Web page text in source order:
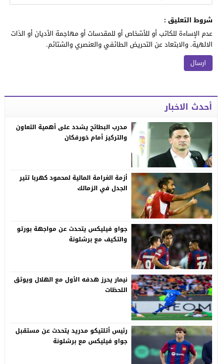
شروط التعليق :
عدم الإساءة للكاتب أو للأشخاص أو للمقدسات أو مهاجمة الأديان أو الذات
الالهية. والابتعاد عن التحريض الطائفي والعنصري والشتائم.
أحدث الاخبار
مدرب البطائح يشدد على أهمية التعاون
والتركيز أمام خورفكان
أزمة الغرامة المالية لمحمود كهربا تثير
الجدل في الزمالك
جواو فيليكس يتحدث عن مواجهة بورتو
والتكيف مع برشلونة
نيمار يحرز هدفه الأول مع الهلال ويوثق
اللحظات
رئيس أتلتيكو مدريد يتحدث عن مستقبل
جواو فيليكس مع برشلونة